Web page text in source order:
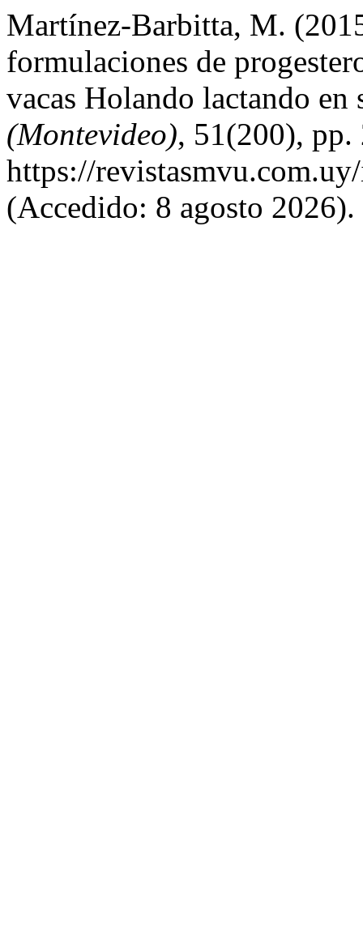
Martínez-Barbitta, M.
formulaciones de
vacas Holando lactando
(Montevideo), 51(200),
https://
(Accedido: 8 agosto 2026).